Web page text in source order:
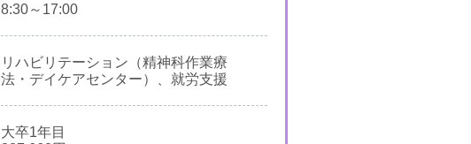
8:30～17:00
リハビリテーション（精神科作業療
法・デイケアセンター）、就労支援
大卒1年目